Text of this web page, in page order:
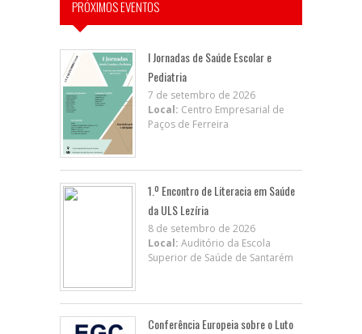
PRÓXIMOS EVENTOS
I Jornadas de Saúde Escolar e
Pediatria
7 de setembro de 2026
Local: Centro Empresarial de
Paços de Ferreira
1.º Encontro de Literacia em Saúde
da ULS Lezíria
8 de setembro de 2026
Local: Auditório da Escola
Superior de Saúde de Santarém
Conferência Europeia sobre o Luto